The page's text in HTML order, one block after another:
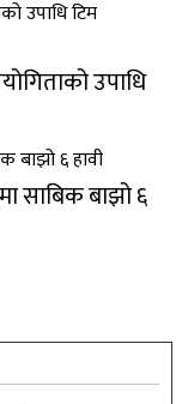
उपाधि
साबिक बाझो ६